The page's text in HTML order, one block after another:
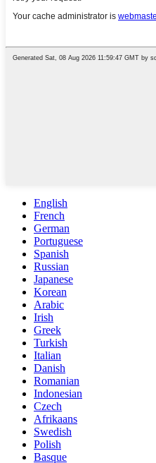
English
French
German
Portuguese
Spanish
Russian
Japanese
Korean
Arabic
Irish
Greek
Turkish
Italian
Danish
Romanian
Indonesian
Czech
Afrikaans
Swedish
Polish
Basque